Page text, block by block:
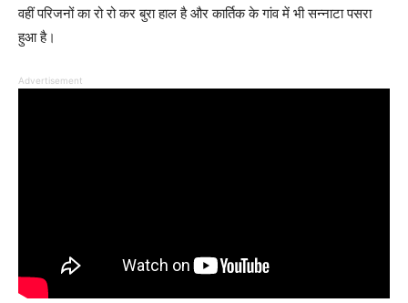
वहीं परिजनों का रो रो कर बुरा हाल है और कार्तिक के गांव में भी सन्नाटा पसरा
हुआ है।
Advertisement